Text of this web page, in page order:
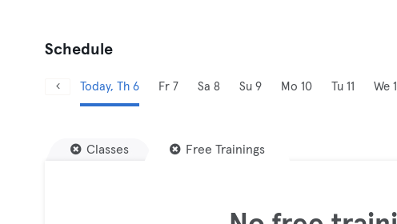
Schedule
Today, Th 6 Fr 7 Sa 8 Su 9 Mo 10 Tu 11 We
Classes Free Trainings